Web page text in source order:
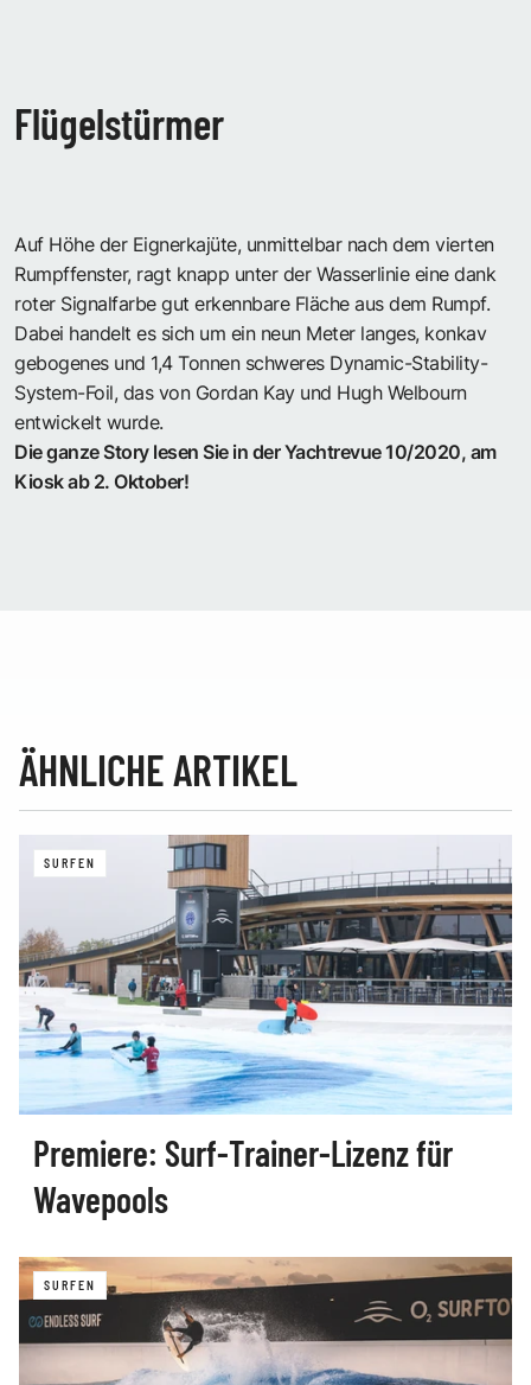
Flügelstürmer
Auf Höhe der Eignerkajüte, unmittelbar nach dem vierten
Rumpffenster, ragt knapp unter der Wasserlinie eine dank
roter Signalfarbe gut erkennbare Fläche aus dem Rumpf.
Dabei handelt es sich um ein neun Meter langes, konkav
gebogenes und 1,4 Tonnen schweres Dynamic-Stability-
System-Foil, das von Gordan Kay und Hugh Welbourn
entwickelt wurde.
Die ganze Story lesen Sie in der Yachtrevue 10/2020, am
Kiosk ab 2. Oktober!
ÄHNLICHE ARTIKEL
SURFEN
Premiere: Surf‑Trainer‑Lizenz für
Wavepools
SURFEN